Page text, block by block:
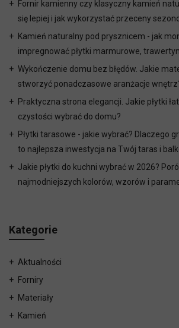
Fornir kamienny czy klasyczny kamień
się lepiej i jak wykorzystać przeceny
Kamień naturalny pod prysznicem - jak
impregnować płytki marmurowe,
Wykończenie domu bez błędów. Jakie
stworzyć ponadczasowe aranżacje
Praktyczna strona elegancji. Jakie płytki
czystości wybrać do domu?
Płytki tarasowe - jakie wybrać? Dlaczego
to najlepsza inwestycja na Twój taras i
Jakie płytki do kuchni wybrać w 2026?
najmodniejszych kolorów, wzorów i
Kategorie
Aktualności
Forniry
Materiały
Kamień